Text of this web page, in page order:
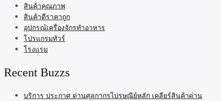
สินค้าคุณภาพ
สินค้าดีราคาถูก
อุปกรณ์เครื่องจักรทำอาหาร
โปรแกรมทัวร์
โรงแรม
Recent Buzzs
บริการ ประกาศ ด่านศุลกากรไปรษณีย์หลัก เคลียร์สินค้าด่าน